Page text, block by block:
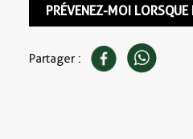
PRÉVENEZ-MOI
Partager :